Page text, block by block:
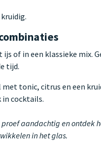
of in een klassieke mix.
tijd.
met tonic, citrus en een
cocktails.
proef aandachtig en ontdek
in het glas.